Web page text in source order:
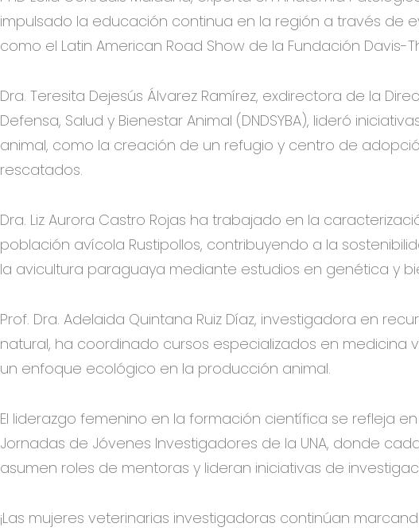
impulsado la educación continua en la región a través de
como el Latin American Road Show de la Fundación Davis-
Dra. Teresita Dejesús Álvarez Ramírez, exdirectora de la
Defensa, Salud y Bienestar Animal (DNDSYBA), lideró
animal, como la creación de un refugio y centro de
rescatados.
Dra. Liz Aurora Castro Rojas ha trabajado en la
población avícola Rustipollos, contribuyendo a la
la avicultura paraguaya mediante estudios en genética y
Prof. Dra. Adelaida Quintana Ruiz Díaz, investigadora en
natural, ha coordinado cursos especializados en medicina
un enfoque ecológico en la producción animal.
El liderazgo femenino en la formación científica se refleja
Jornadas de Jóvenes Investigadores de la UNA, donde
asumen roles de mentoras y lideran iniciativas de
¡Las mujeres veterinarias investigadoras continúan